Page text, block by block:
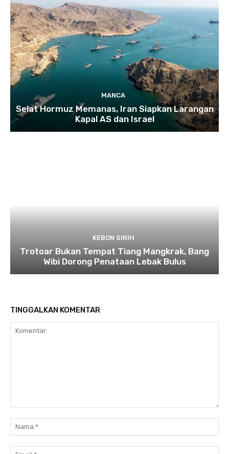
MANCA
Selat Hormuz Memanas, Iran Siapkan Larangan
Kapal AS dan Israel
KEBON SIRIH
Trotoar Bukan Tempat Tiang Mangkrak, Bang
Wibi Dorong Penataan Lebak Bulus
TINGGALKAN KOMENTAR